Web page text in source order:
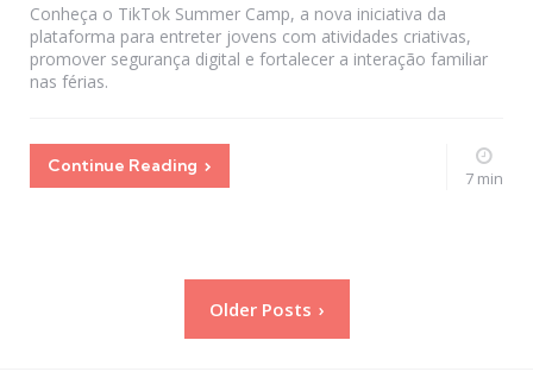
Conheça o TikTok Summer Camp, a nova iniciativa da
plataforma para entreter jovens com atividades criativas,
promover segurança digital e fortalecer a interação familiar
nas férias.
Continue Reading
7 min
Older Posts